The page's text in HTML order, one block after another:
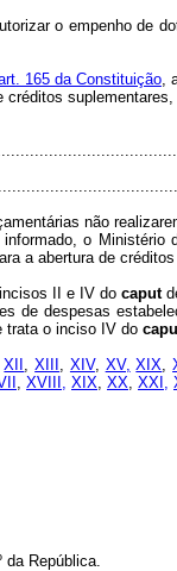
o empenho de
165 da Constituição,
não
o
a abertura de
II e IV do caput
de despesas
trata o inciso IV do
XII ,XIII , XIV, XV, XIX,
, XVIII, XIX, XX, XXI,
da República.